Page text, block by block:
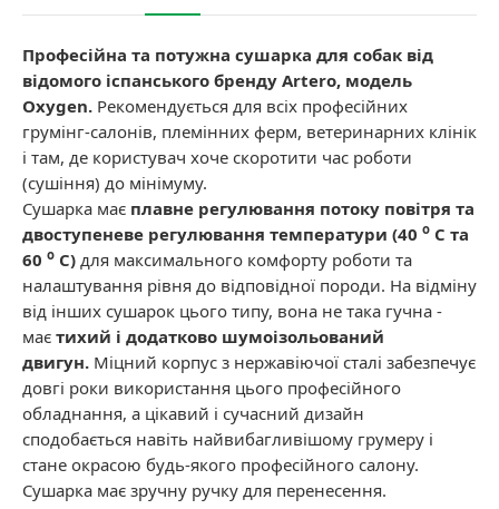
Професійна та потужна сушарка для собак від
відомого іспанського бренду Artero, модель
Oxygen. Рекомендується для всіх професійних
грумінг-салонів, племінних ферм, ветеринарних клінік
і там, де користувач хоче скоротити час роботи
(сушіння) до мінімуму.
Сушарка має плавне регулювання потоку повітря та
двоступеневе регулювання температури (40 o C та
60 o C) для максимального комфорту роботи та
налаштування рівня до відповідної породи. На відміну
від інших сушарок цього типу, вона не така гучна -
має тихий і додатково шумоізольований
двигун. Міцний корпус з нержавіючої сталі забезпечує
довгі роки використання цього професійного
обладнання, а цікавий і сучасний дизайн
сподобається навіть найвибагливішому грумеру і
стане окрасою будь-якого професійного салону.
Сушарка має зручну ручку для перенесення.